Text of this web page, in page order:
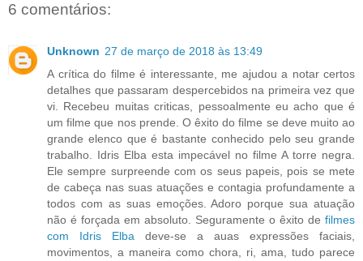
6 comentários:
Unknown 27 de março de 2018 às 13:49
A crítica do filme é interessante, me ajudou a notar certos
detalhes que passaram despercebidos na primeira vez que
vi. Recebeu muitas criticas, pessoalmente eu acho que é
um filme que nos prende. O êxito do filme se deve muito ao
grande elenco que é bastante conhecido pelo seu grande
trabalho. Idris Elba esta impecável no filme A torre negra.
Ele sempre surpreende com os seus papeis, pois se mete
de cabeça nas suas atuações e contagia profundamente a
todos com as suas emoções. Adoro porque sua atuação
não é forçada em absoluto. Seguramente o êxito de filmes
com Idris Elba deve-se a auas expressões faciais,
movimentos, a maneira como chora, ri, ama, tudo parece